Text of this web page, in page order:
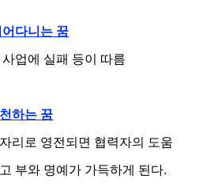
다니는 꿈
업에 실패 등이 따름
하는 꿈
리로 영전되면 협력자의 도움
부와 명예가 가득하게 된다.